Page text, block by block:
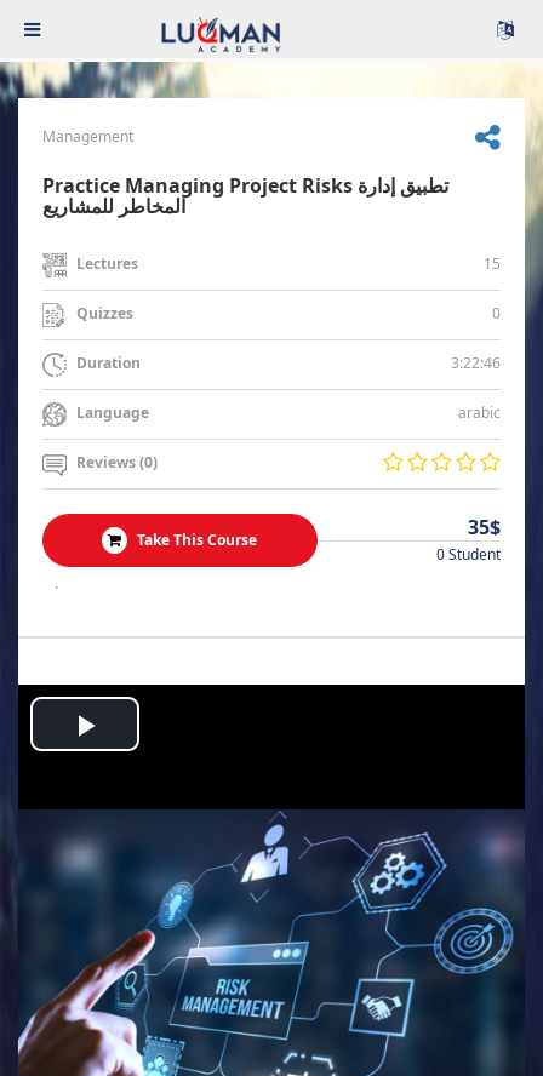
Management
Practice Managing Project Risks تطبيق إدارة
المخاطر للمشاريع
Lectures 15
Quizzes 0
Duration 3:22:46
Language arabic
Reviews (0)
Take This Course 35$
0 Student
.
Play
Video